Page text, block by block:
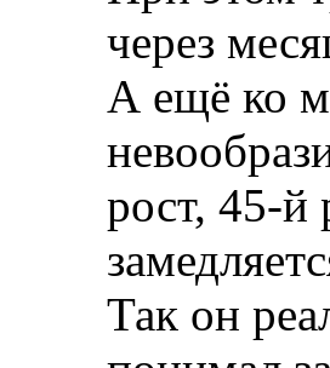
через
А ещё ко
рост, 45-й
Так он